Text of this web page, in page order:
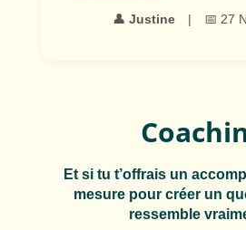
👤 Justine | 📅 27
Et si tu t’offrais un
mesure pour créer un
ressemble